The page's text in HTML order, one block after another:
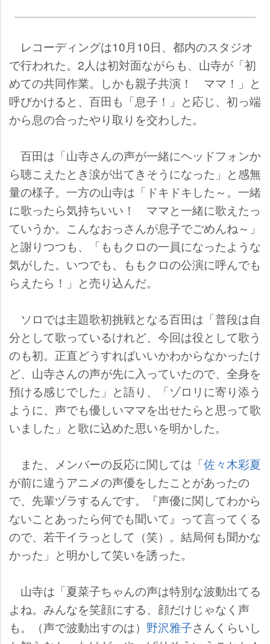
レコーディングは10月10日、都内のスタジオ
で行われた。2人は初対面ながらも、山寺が「初
めての共同作業。しかも親子共演！ ママ！」と
呼びかけると、百田も「息子！」と応じ、初っ端
から息の合ったやり取りを交わした。
百田は「山寺さんの声が一緒にヘッドフォンか
ら聴こえたとき涙が出てきそうになった」と感無
量の様子。一方の山寺は「ドキドキした～。一緒
に歌ったら気持ちいい！ ママと一緒に歌えたっ
ていうか。こんなおっさんが息子でごめんね～」
と謝りつつも、「ももクロの一員になったような
気がした。いつでも、ももクロの公演に呼んでも
らえたら！」と売り込んだ。
ソロでは主題歌初挑戦となる百田は「普段は自
分として歌っているけれど、今回は役として歌う
のも初。正直どうすればいいかわからなかったけ
ど、山寺さんの声が先に入っていたので、全身を
預ける感じでした」と語り、「ゾロリに寄り添う
ように、声でも優しいママを出せたらと思って歌
いました」と歌に込めた思いを明かした。
また、メンバーの反応に関しては「佐々木彩夏
が前に違うアニメの声優をしたことがあったの
で、先輩ヅラするんです。『声優に関してわから
ないことあったら何でも聞いて』って言ってくる
ので、若干イラっとして（笑）。結局何も聞かな
かった」と明かして笑いを誘った。
山寺は「夏菜子ちゃんの声は特別な波動出てる
よね。みんなを笑顔にする、顔だけじゃなく声
も。（声で波動出すのは） 野沢雅子さんくらいし